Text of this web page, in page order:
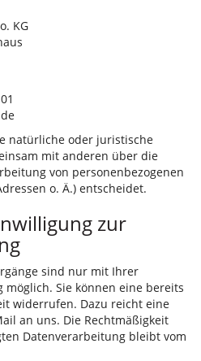
KG
natürliche oder juristische
mit anderen über die
von personenbezogenen
o. Ä.) entscheidet.
zur
sind nur mit Ihrer
Sie können eine bereits
widerrufen. Dazu reicht eine
an uns. Die Rechtmäßigkeit
Datenverarbeitung bleibt vom